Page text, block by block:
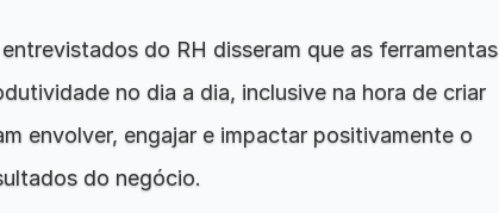
do RH disseram que as ferramentas
no dia a dia, inclusive na hora de criar
envolver, engajar e impactar positivamente o
do negócio.